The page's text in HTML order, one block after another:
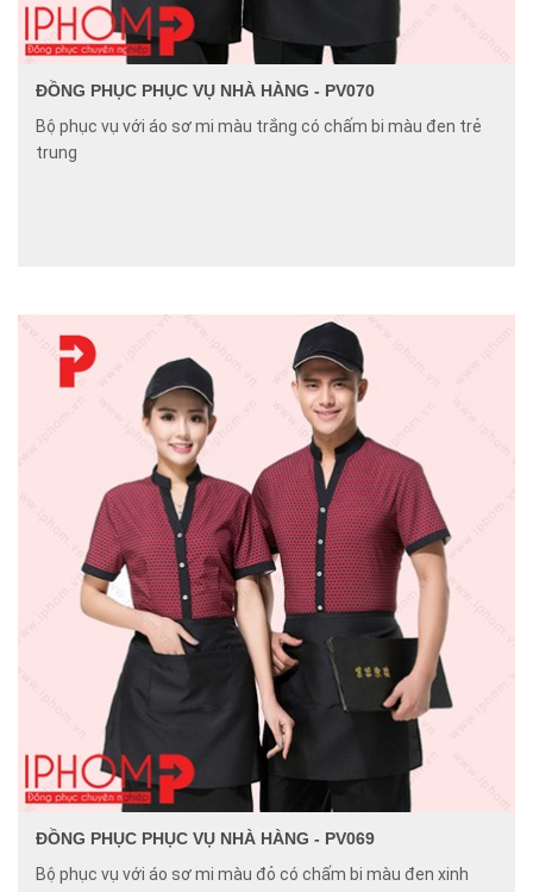
ĐỒNG PHỤC PHỤC VỤ NHÀ HÀNG - PV070
Bộ phục vụ với áo sơ mi màu trắng có chấm bi màu đen trẻ
trung
ĐỒNG PHỤC PHỤC VỤ NHÀ HÀNG - PV069
Bộ phục vụ với áo sơ mi màu đỏ có chấm bi màu đen xinh